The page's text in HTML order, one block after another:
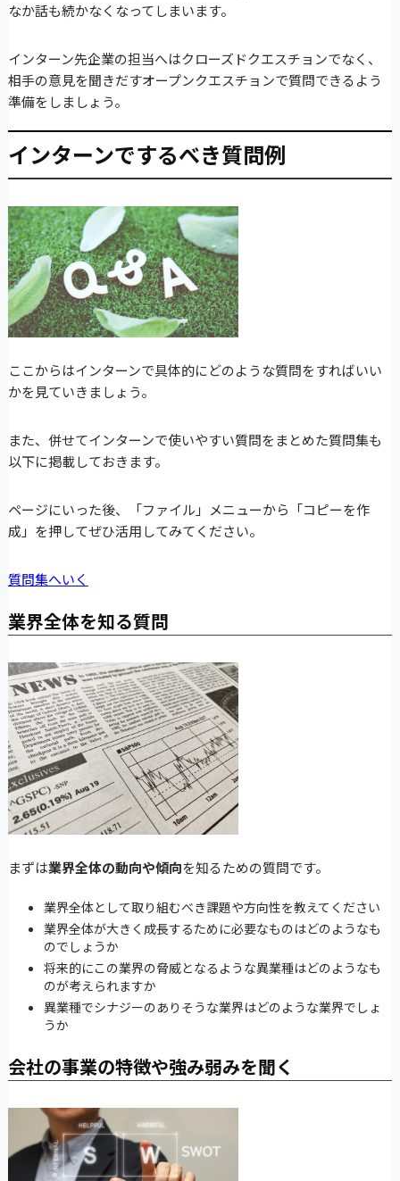
なか話も続かなくなってしまいます。
インターン先企業の担当へはクローズドクエスチョンでなく、
相手の意見を聞きだすオープンクエスチョンで質問できるよう
準備をしましょう。
インターンでするべき質問例
ここからはインターンで具体的にどのような質問をすればいい
かを見ていきましょう。
また、併せてインターンで使いやすい質問をまとめた質問集も
以下に掲載しておきます。
ページにいった後、「ファイル」メニューから「コピーを作
成」を押してぜひ活用してみてください。
質問集へいく
業界全体を知る質問
まずは業界全体の動向や傾向を知るための質問です。
業界全体として取り組むべき課題や方向性を教えてください
業界全体が大きく成長するために必要なものはどのようなも
のでしょうか
将来的にこの業界の脅威となるような異業種はどのようなも
のが考えられますか
異業種でシナジーのありそうな業界はどのような業界でしょ
うか
会社の事業の特徴や強み弱みを聞く